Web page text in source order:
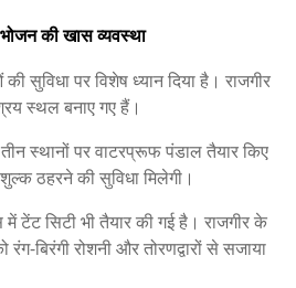
की खास व्यवस्था
सुविधा पर विशेष ध्यान दिया है। राजगीर
स्थल बनाए गए हैं।
स्थानों पर वाटरप्रूफ पंडाल तैयार किए
ठहरने की सुविधा मिलेगी।
टेंट सिटी भी तैयार की गई है। राजगीर के
रंग-बिरंगी रोशनी और तोरणद्वारों से सजाया